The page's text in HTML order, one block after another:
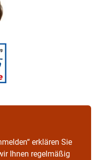
erklären Sie
Ihnen regelmäßig